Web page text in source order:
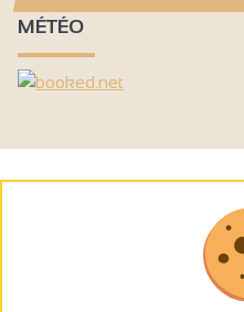
MÉTÉO